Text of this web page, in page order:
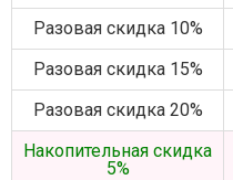
Разовая скидка 10%
Разовая скидка 15%
Разовая скидка 20%
Накопительная скидка
5%